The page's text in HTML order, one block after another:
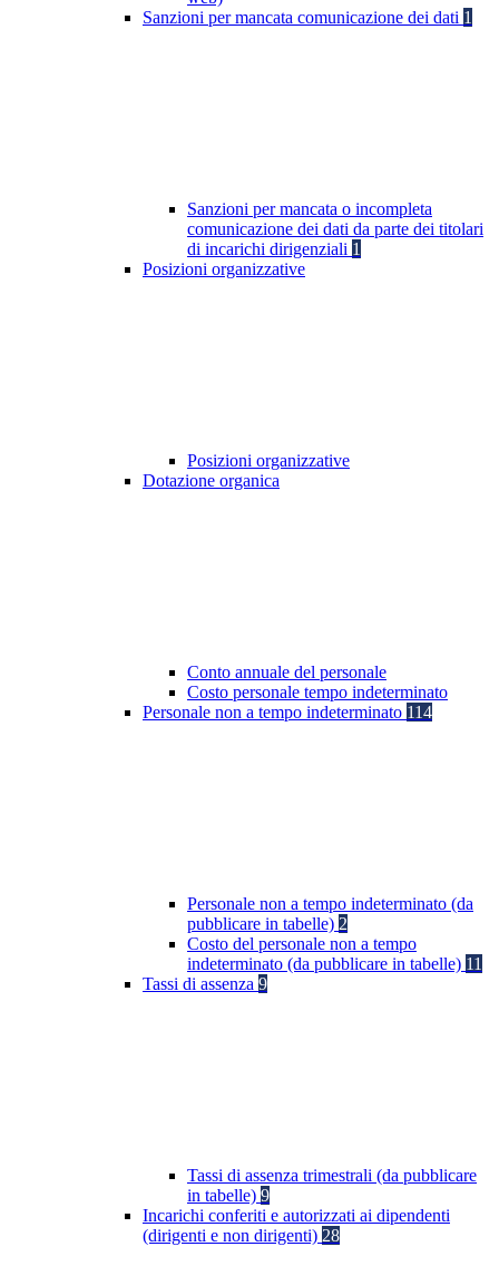
Sanzioni per mancata comunicazione dei dati 1
Sanzioni per mancata o incompleta
comunicazione dei dati da parte dei titolari
di incarichi dirigenziali 1
Posizioni organizzative
Posizioni organizzative
Dotazione organica
Conto annuale del personale
Costo personale tempo indeterminato
Personale non a tempo indeterminato 114
Personale non a tempo indeterminato (da
pubblicare in tabelle) 2
Costo del personale non a tempo
indeterminato (da pubblicare in tabelle) 11
Tassi di assenza 9
Tassi di assenza trimestrali (da pubblicare
in tabelle) 9
Incarichi conferiti e autorizzati ai dipendenti
(dirigenti e non dirigenti) 28